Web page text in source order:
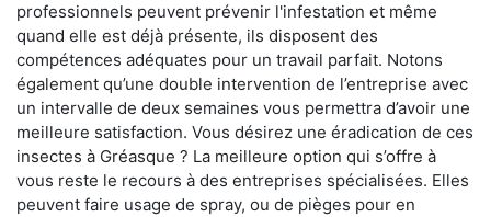
professionnels peuvent prévenir l'infestation et même
quand elle est déjà présente, ils disposent des
compétences adéquates pour un travail parfait. Notons
également qu’une double intervention de l’entreprise avec
un intervalle de deux semaines vous permettra d’avoir une
meilleure satisfaction. Vous désirez une éradication de ces
insectes à Gréasque ? La meilleure option qui s’offre à
vous reste le recours à des entreprises spécialisées. Elles
peuvent faire usage de spray, ou de pièges pour en